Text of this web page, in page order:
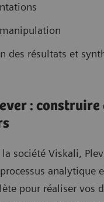
des résultats et
: construire
société Viskali,
analytique
pour réaliser vos